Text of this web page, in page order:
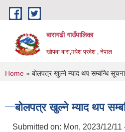
Skip to main content
बारागढी गाउँपालिका
खोपवा बारा,मधेश प्रदेश , नेपाल
You are here
Home » बोलपत्र खुल्ने म्याद थप सम्बन्धि सूचना
बोलपत्र खुल्ने म्याद थप
Submitted on: Mon, 2023/12/11